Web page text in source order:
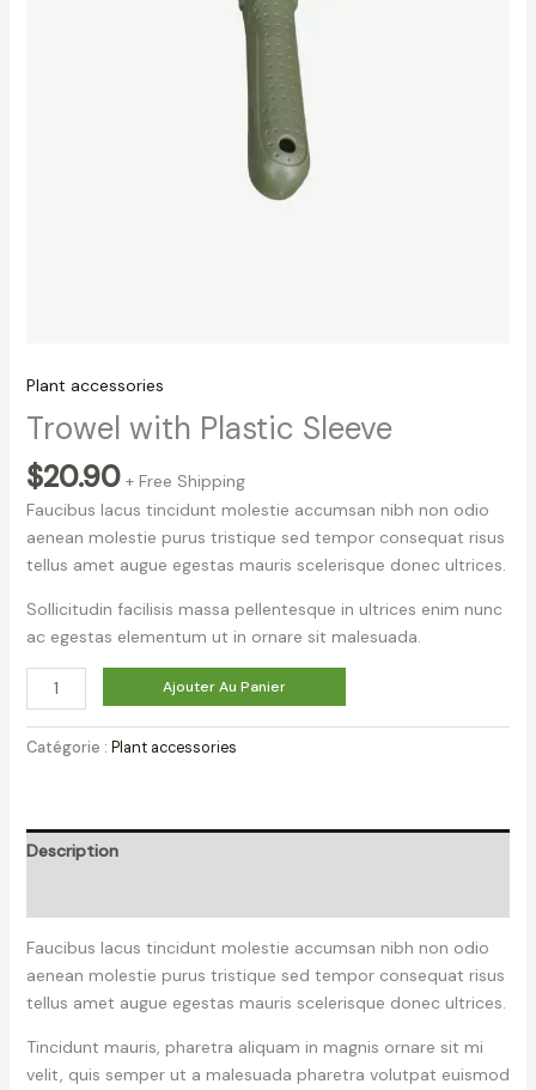
Plant accessories
Trowel with Plastic Sleeve
$20.90 + Free Shipping
Faucibus lacus tincidunt molestie accumsan nibh non odio
aenean molestie purus tristique sed tempor consequat risus
tellus amet augue egestas mauris scelerisque donec ultrices.
Sollicitudin facilisis massa pellentesque in ultrices enim nunc
ac egestas elementum ut in ornare sit malesuada.
quantité
de
Trowel
Ajouter Au Panier
Catégorie : Plant accessories
Description
Faucibus lacus tincidunt molestie accumsan nibh non odio
aenean molestie purus tristique sed tempor consequat risus
tellus amet augue egestas mauris scelerisque donec ultrices.
Tincidunt mauris, pharetra aliquam in magnis ornare sit mi
velit, quis semper ut a malesuada pharetra volutpat euismod